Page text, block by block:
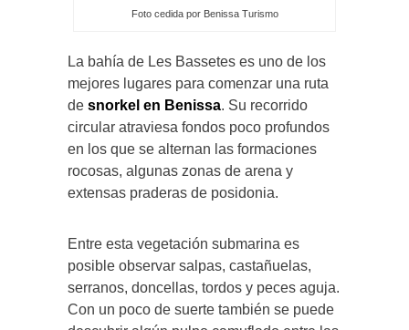
Foto cedida por Benissa Turismo
La bahía de Les Bassetes es uno de los
mejores lugares para comenzar una ruta
de snorkel en Benissa. Su recorrido
circular atraviesa fondos poco profundos
en los que se alternan las formaciones
rocosas, algunas zonas de arena y
extensas praderas de posidonia.
Entre esta vegetación submarina es
posible observar salpas, castañuelas,
serranos, doncellas, tordos y peces aguja.
Con un poco de suerte también se puede